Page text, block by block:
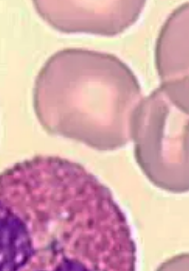
pratique. Etant médecin de campagne,
elles sont indispensables. Beaucoup de
patients sont dans l’incapacité de se
au cabinet et sans mes passages, se
retrouveraient isolés. Il s’agit pour la
majorité de personnes âgées ne pouvant
se déplacer ou prendre la voiture. J’ai
également quelques patients dans un état
de dénuement socio-économique n’ayant
pas de voiture ni de liens sociaux permett